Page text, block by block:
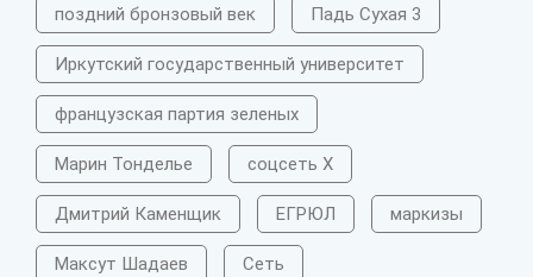
поздний бронзовый век Падь Сухая 3
Иркутский государственный университет
французская партия зеленых
Марин Тонделье соцсеть X
Дмитрий Каменщик ЕГРЮЛ маркизы
Максут Шадаев Сеть